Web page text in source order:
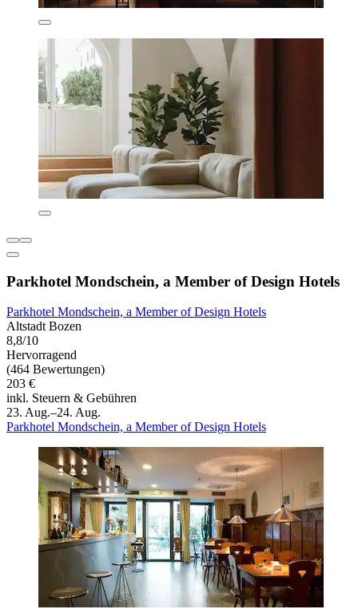
Parkhotel Mondschein, a Member of Design Hotels
Parkhotel Mondschein, a Member of Design Hotels
Altstadt Bozen
8,8/10
Hervorragend
(464 Bewertungen)
203 €
inkl. Steuern & Gebühren
23. Aug.–24. Aug.
Parkhotel Mondschein, a Member of Design Hotels